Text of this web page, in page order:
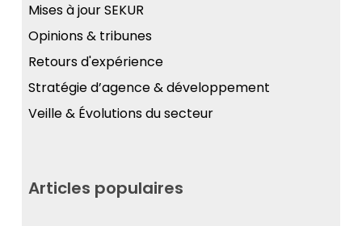
Mises à jour SEKUR
Opinions & tribunes
Retours d'expérience
Stratégie d’agence & développement
Veille & Évolutions du secteur
Articles populaires